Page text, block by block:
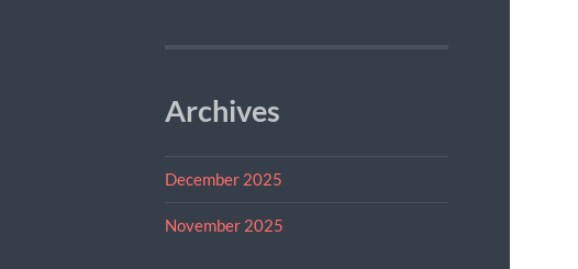
Archives
December 2025
November 2025